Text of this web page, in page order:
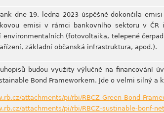
dne 19. ledna 2023 úspěšně dokončila
emisi v rámci bankovního sektoru v ČR
environmentalních (fotovoltaika, telepené
základní občanská infrastruktura, apod.).
budou využity výlučně na financování
Bond Frameworkem. Jde o velmi silný
attachments/pi/rbi/RBCZ-Green-Bond-
attachments/pi/rbi/RBCZ-sustinable-bonf-